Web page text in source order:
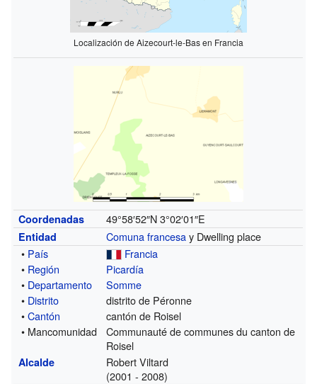
Localización de Aizecourt-le-Bas en Francia
Coordenadas 49°58′52″N 3°02′01″E
Entidad Comuna francesay Dwelling place
• País
Francia
• Región
Picardía
• Departamento
Somme
• Distrito
distrito de Péronne
•Cantón
cantón de Roisel
• Mancomunidad
Communauté de communes du canton de
Roisel
Alcalde
Robert Viltard
(2001 - 2008)